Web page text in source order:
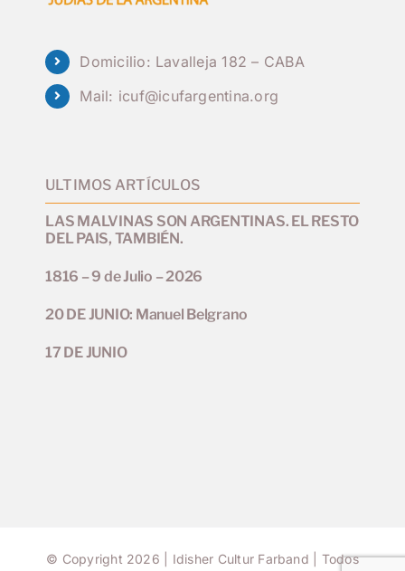
Domicilio: Lavalleja 182 – CABA
Mail: icuf@icufargentina.org
ULTIMOS ARTÍCULOS
LAS MALVINAS SON ARGENTINAS. EL RESTO
DEL PAIS, TAMBIÉN.
1816 – 9 de Julio – 2026
20 DE JUNIO: Manuel Belgrano
17 DE JUNIO
© Copyright 2026 | Idisher Cultur Farband | Todos